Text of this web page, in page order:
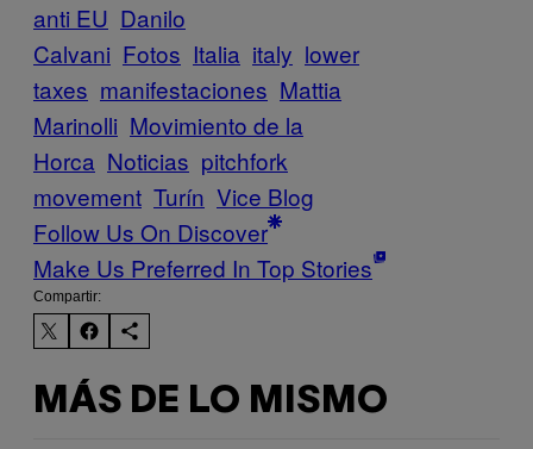
anti EU Danilo
Calvani Fotos Italia italy lower
taxes manifestaciones Mattia
Marinolli Movimiento de la
Horca Noticias pitchfork
movement Turín Vice Blog
Follow Us On Discover
Make Us Preferred In Top Stories
Compartir:
MÁS DE LO MISMO